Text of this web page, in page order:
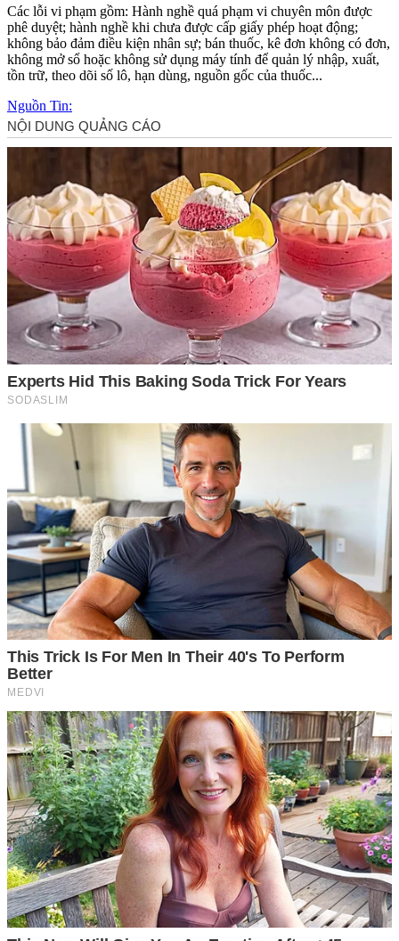
Các lỗi vi phạm gồm: Hành nghề quá phạm vi chuyên môn được
phê duyệt; hành nghề khi chưa được cấp giấy phép hoạt động;
không bảo đảm điều kiện nhân sự; bán thuốc, kê đơn không có đơn,
không mở sổ hoặc không sử dụng máy tính để quản lý nhập, xuất,
tồn trữ, theo dõi số lô, hạn dùng, nguồn gốc của thuốc...
Nguồn Tin: